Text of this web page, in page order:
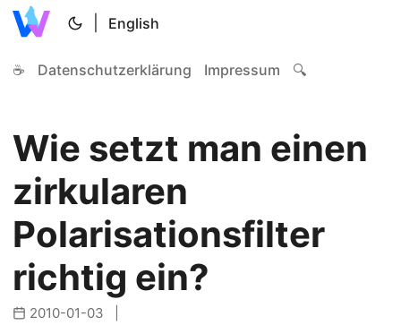
English
☕ Datenschutzerklärung Impressum 🔍
Wie setzt man einen
zirkularen
Polarisationsfilter
richtig ein?
2010-01-03